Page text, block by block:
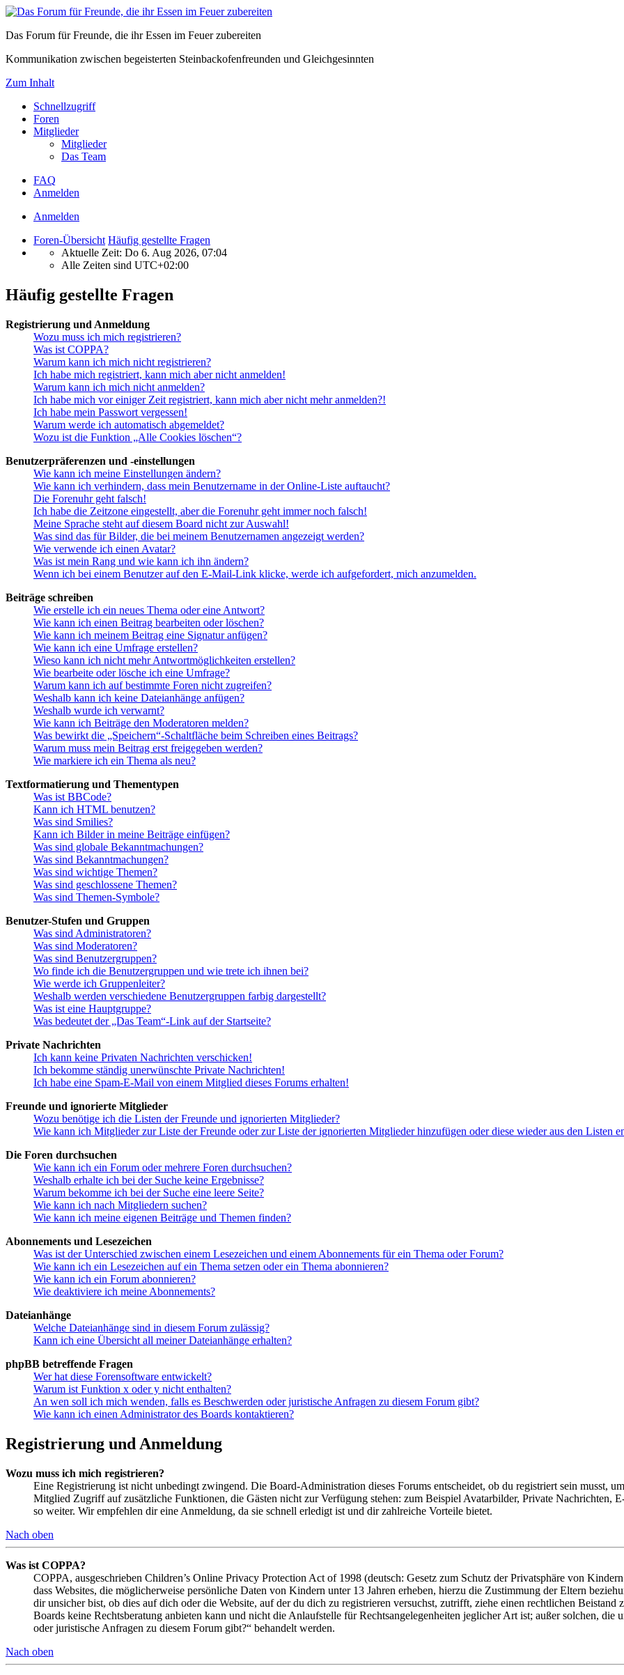
Das Forum für Freunde, die ihr Essen im Feuer zubereiten
Kommunikation zwischen begeisterten Steinbackofenfreunden und Gleichgesinnten
Zum Inhalt
Schnellzugriff
Foren
Mitglieder
Mitglieder
Das Team
FAQ
Anmelden
Anmelden
Foren-Übersicht Häufig gestellte Fragen
Aktuelle Zeit: Do 6. Aug 2026, 07:04
Alle Zeiten sind UTC+02:00
Häufig gestellte Fragen
Registrierung und Anmeldung
Wozu muss ich mich registrieren?
Was ist COPPA?
Warum kann ich mich nicht registrieren?
Ich habe mich registriert, kann mich aber nicht anmelden!
Warum kann ich mich nicht anmelden?
Ich habe mich vor einiger Zeit registriert, kann mich aber nicht mehr anmelden?!
Ich habe mein Passwort vergessen!
Warum werde ich automatisch abgemeldet?
Wozu ist die Funktion „Alle Cookies löschen“?
Benutzerpräferenzen und -einstellungen
Wie kann ich meine Einstellungen ändern?
Wie kann ich verhindern, dass mein Benutzername in der Online-Liste auftaucht?
Die Forenuhr geht falsch!
Ich habe die Zeitzone eingestellt, aber die Forenuhr geht immer noch falsch!
Meine Sprache steht auf diesem Board nicht zur Auswahl!
Was sind das für Bilder, die bei meinem Benutzernamen angezeigt werden?
Wie verwende ich einen Avatar?
Was ist mein Rang und wie kann ich ihn ändern?
Wenn ich bei einem Benutzer auf den E-Mail-Link klicke, werde ich aufgefordert, mich anzumelden.
Beiträge schreiben
Wie erstelle ich ein neues Thema oder eine Antwort?
Wie kann ich einen Beitrag bearbeiten oder löschen?
Wie kann ich meinem Beitrag eine Signatur anfügen?
Wie kann ich eine Umfrage erstellen?
Wieso kann ich nicht mehr Antwortmöglichkeiten erstellen?
Wie bearbeite oder lösche ich eine Umfrage?
Warum kann ich auf bestimmte Foren nicht zugreifen?
Weshalb kann ich keine Dateianhänge anfügen?
Weshalb wurde ich verwarnt?
Wie kann ich Beiträge den Moderatoren melden?
Was bewirkt die „Speichern“-Schaltfläche beim Schreiben eines Beitrags?
Warum muss mein Beitrag erst freigegeben werden?
Wie markiere ich ein Thema als neu?
Textformatierung und Thementypen
Was ist BBCode?
Kann ich HTML benutzen?
Was sind Smilies?
Kann ich Bilder in meine Beiträge einfügen?
Was sind globale Bekanntmachungen?
Was sind Bekanntmachungen?
Was sind wichtige Themen?
Was sind geschlossene Themen?
Was sind Themen-Symbole?
Benutzer-Stufen und Gruppen
Was sind Administratoren?
Was sind Moderatoren?
Was sind Benutzergruppen?
Wo finde ich die Benutzergruppen und wie trete ich ihnen bei?
Wie werde ich Gruppenleiter?
Weshalb werden verschiedene Benutzergruppen farbig dargestellt?
Was ist eine Hauptgruppe?
Was bedeutet der „Das Team“-Link auf der Startseite?
Private Nachrichten
Ich kann keine Privaten Nachrichten verschicken!
Ich bekomme ständig unerwünschte Private Nachrichten!
Ich habe eine Spam-E-Mail von einem Mitglied dieses Forums erhalten!
Freunde und ignorierte Mitglieder
Wozu benötige ich die Listen der Freunde und ignorierten Mitglieder?
Wie kann ich Mitglieder zur Liste der Freunde oder zur Liste der ignorierten Mitglieder hinzufügen oder diese wieder aus den Listen
Die Foren durchsuchen
Wie kann ich ein Forum oder mehrere Foren durchsuchen?
Weshalb erhalte ich bei der Suche keine Ergebnisse?
Warum bekomme ich bei der Suche eine leere Seite?
Wie kann ich nach Mitgliedern suchen?
Wie kann ich meine eigenen Beiträge und Themen finden?
Abonnements und Lesezeichen
Was ist der Unterschied zwischen einem Lesezeichen und einem Abonnements für ein Thema oder Forum?
Wie kann ich ein Lesezeichen auf ein Thema setzen oder ein Thema abonnieren?
Wie kann ich ein Forum abonnieren?
Wie deaktiviere ich meine Abonnements?
Dateianhänge
Welche Dateianhänge sind in diesem Forum zulässig?
Kann ich eine Übersicht all meiner Dateianhänge erhalten?
phpBB betreffende Fragen
Wer hat diese Forensoftware entwickelt?
Warum ist Funktion x oder y nicht enthalten?
An wen soll ich mich wenden, falls es Beschwerden oder juristische Anfragen zu diesem Forum gibt?
Wie kann ich einen Administrator des Boards kontaktieren?
Registrierung und Anmeldung
Wozu muss ich mich registrieren?
Eine Registrierung ist nicht unbedingt zwingend. Die Board-Administration dieses Forums entscheidet, ob du registriert sein musst,
Mitglied Zugriff auf zusätzliche Funktionen, die Gästen nicht zur Verfügung stehen: zum Beispiel Avatarbilder, Private Nachrichten,
so weiter. Wir empfehlen dir eine Anmeldung, da sie schnell erledigt ist und dir zahlreiche Vorteile bietet.
Nach oben
Was ist COPPA?
COPPA, ausgeschrieben Children’s Online Privacy Protection Act of 1998 (deutsch: Gesetz zum Schutz der Privatsphäre von
dass Websites, die möglicherweise persönliche Daten von Kindern unter 13 Jahren erheben, hierzu die Zustimmung der Eltern
dir unsicher bist, ob dies auf dich oder die Website, auf der du dich zu registrieren versuchst, zutrifft, ziehe einen rechtlichen
Boards keine Rechtsberatung anbieten kann und nicht die Anlaufstelle für Rechtsangelegenheiten jeglicher Art ist; außer solchen,
oder juristische Anfragen zu diesem Forum gibt?“ behandelt werden.
Nach oben